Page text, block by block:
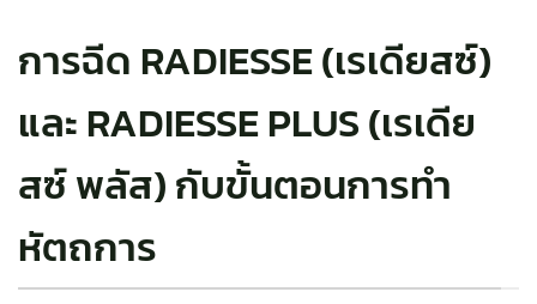
การฉีด RADIESSE (เรเดียสซ์)
และ RADIESSE PLUS (เรเดีย
สซ์ พลัส) กับขั้นตอนการทำ
หัตถการ